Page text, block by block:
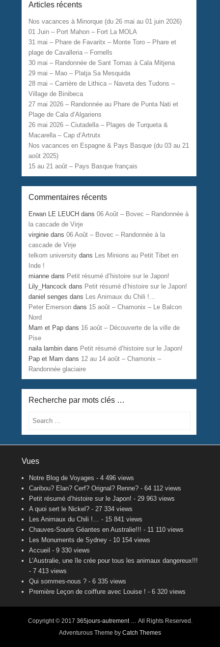
Articles récents
Nos vacances à Minorque (du 26 mai au 01 juin 2026)
01 Juin – Port Mahon – Fort La MOLA
31 mai – Phare de Favaritx – Monte Toro – Phare et
plage de Cavalleria – Fornells
30 mai – Randonnée de Sant Tomas à Cala Mitjena
29 mai – Mao – Platja Sa Mesquida
28 mai – Carrière de Lithica – Naveta des Tudons –
Village de Binibeca
27 mai 2026 – Randonnée au Phare de Punta Nati et
Plage de Cala d’Algariens
26 mai 2026 – Ciutadella – Plages de Turqueta &
Macarella – Cap d’Artrutx
Nos vacances en Espagne & Pays Basque (du 03 au 21
août 2025)
15 au 21 août – Pays Basque français
Commentaires récents
Erwan LE LEUCH dans06 Août – Bovec – Randonnée à
la cascade de Virje
virginie dans06 Août – Bovec – Randonnée à la
cascade de Virje
telkom university dans Les Minions au Petit Tibet en
Inde !
mianne dans Petit résumé d’histoire sur le Japon!
Lily_Hancock dans Petit résumé d’histoire sur le Japon!
daniel senges dans Les Animaux du Chili !…
Peter Emerson dans 15 août – Chamonix – Le Balcon
Nord
Mam et Pap dans 16 août – Découverte de la ville de
Pise
naila lambin dans Petit résumé d’histoire sur le Japon!
Pap et Mam dans 12 au 14 août – Chamonix –
Randonnée glaciaire
Recherche par mots clés …
Search
Vues
Notre Blog de Voyages - 4 496 views
Caribou? Elan? Cerf? Orignal? Renne? - 64 112 views
Petit résumé d’histoire sur le Japon! - 29 963 views
A quoi sert le Nickel? - 27 334 views
Les Animaux du Chili !… - 15 841 views
Chauves-Souris Géantes en Australie!!! - 11 110 views
Les Monuments de Sydney - 10 154 views
Accueil - 9 330 views
L’Australie, une île crée pour tous les animaux dangereux!!!
- 7 413 views
Qui sommes-nous ? - 6 335 views
Première Leçon de coiffure avec Louise ! - 6 320 views
Copyright © 2017 365jours-autrement … All Rights Reserved.
Adventurous Theme by Catch Themes